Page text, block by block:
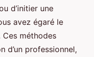
d’initier une
avez égaré le
Ces méthodes
d’un professionnel,